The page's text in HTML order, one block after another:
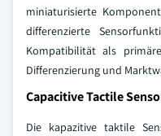
miniaturisierte
differenzierte
Kompatibilität als
Differenzierung und
Capacitive Tactile
Die kapazitive taktile